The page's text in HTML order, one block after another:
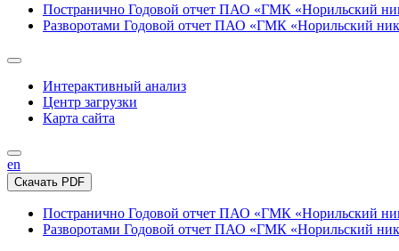
Постранично Годовой отчет ПАО «ГМК «Норильский
Разворотами Годовой отчет ПАО «ГМК «Норильский
Интерактивный анализ
Центр загрузки
Карта сайта
en
Скачать PDF
Постранично Годовой отчет ПАО «ГМК «Норильский
Разворотами Годовой отчет ПАО «ГМК «Норильский